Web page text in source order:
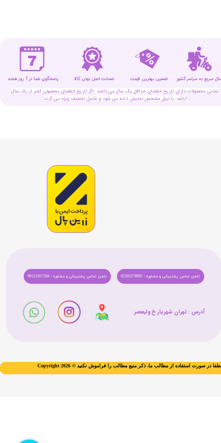
تمامی محصولات دارای تاریخ انقضای حداقل یک سال می باشند. اگر تاریخ انقضای محصولی کمتر از یک سال
باشد، با لیبل مشخص نمایش داده می شود و شامل تخفیف ویژه می گردد!
ضمانت اصل بودن کالا تضمین بهترین قیمت پاسخگوی شما در 7 روز هفته سریع به سراسر کشور
تلفن تماس پشتیبانی و مشاوره : 09123207268 تلفن تماس پشتیبانی و مشاوره : 02165278985
آدرس : تهران شهریار خ ولیعصر​​​​​​​